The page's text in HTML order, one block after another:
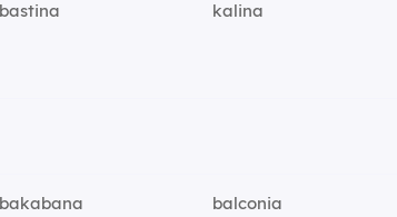
bastina
kalina
bakabana balconia